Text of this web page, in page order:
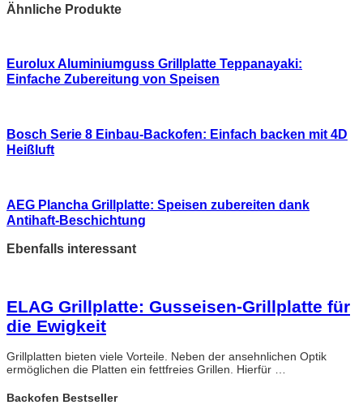
Ähnliche Produkte
Eurolux Aluminiumguss Grillplatte Teppanayaki:
Einfache Zubereitung von Speisen
Bosch Serie 8 Einbau-Backofen: Einfach backen mit 4D
Heißluft
AEG Plancha Grillplatte: Speisen zubereiten dank
Antihaft-Beschichtung
Ebenfalls interessant
ELAG Grillplatte: Gusseisen-Grillplatte für
die Ewigkeit
Grillplatten bieten viele Vorteile. Neben der ansehnlichen Optik
ermöglichen die Platten ein fettfreies Grillen. Hierfür …
Backofen Bestseller